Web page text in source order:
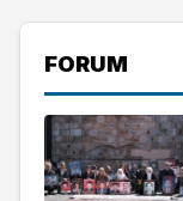
FORUM